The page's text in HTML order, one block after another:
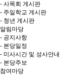
- 사목회 게시판
- 주일학교 게시판
- 청년 게시판
알림마당
- 공지사항
- 본당일정
- 미사시간 및 성사안내
- 본당주보
참여마당